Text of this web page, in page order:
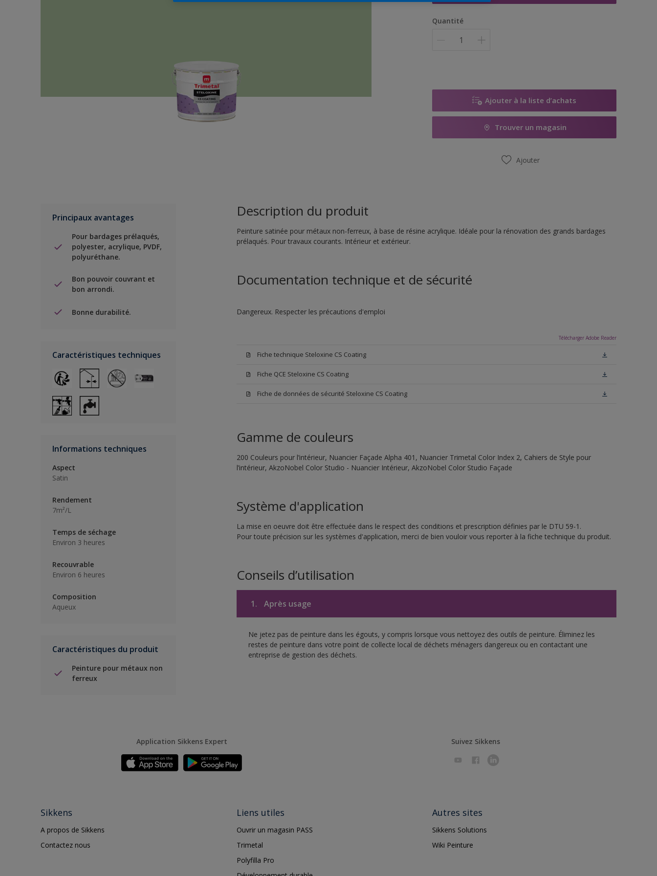
Quantité
Ajouter à la liste d’achats
Trouver un magasin
Ajouter
Principaux avantages
Pour bardages prélaqués,
polyester, acrylique, PVDF,
polyuréthane.
Bon pouvoir couvrant et
bon arrondi.
Bonne durabilité.
Caractéristiques techniques
Informations techniques
Aspect
Satin
Rendement
7m²/L
Temps de séchage
Environ 3 heures
Recouvrable
Environ 6 heures
Composition
Aqueux
Caractéristiques du produit
Peinture pour métaux non
ferreux
Description du produit
Peinture satinée pour métaux non-ferreux, à base de résine acrylique. Idéale pour la rénovation des grands bardages
prélaqués. Pour travaux courants. Intérieur et extérieur.
Documentation technique et de sécurité
Dangereux. Respecter les précautions d'emploi
Télécharger Adobe Reader
Fiche technique Steloxine CS Coating
Fiche QCE Steloxine CS Coating
Fiche de données de sécurité Steloxine CS Coating
Gamme de couleurs
200 Couleurs pour l’intérieur, Nuancier Façade Alpha 401, Nuancier Trimetal Color Index 2, Cahiers de Style pour
l’intérieur, AkzoNobel Color Studio - Nuancier Intérieur, AkzoNobel Color Studio Façade
Système d'application
La mise en oeuvre doit être effectuée dans le respect des conditions et prescription définies par le DTU 59-1.
Pour toute précision sur les systèmes d'application, merci de bien vouloir vous reporter à la fiche technique du produit.
Conseils d’utilisation
1. Après usage
Ne jetez pas de peinture dans les égouts, y compris lorsque vous nettoyez des outils de peinture. Éliminez les
restes de peinture dans votre point de collecte local de déchets ménagers dangereux ou en contactant une
entreprise de gestion des déchets.
Application Sikkens Expert Suivez Sikkens
Sikkens
A propos de Sikkens
Contactez nous
Liens utiles
Ouvrir un magasin PASS
Trimetal
Polyfilla Pro
Autres sites
Sikkens Solutions
Wiki Peinture